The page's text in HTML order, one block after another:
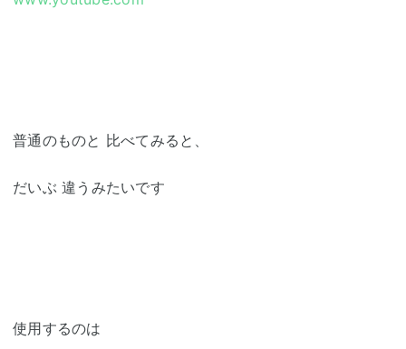
普通のものと 比べてみると、
だいぶ 違うみたいです
使用するのは